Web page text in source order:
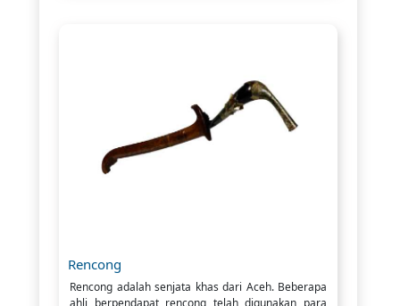
Rencong
Rencong adalah senjata khas dari Aceh. Beberapa
ahli berpendapat rencong telah digunakan para